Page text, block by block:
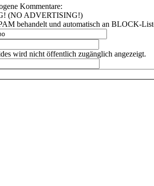
Kommentare:
(NO ADVERTISING!)
behandelt und automatisch an BLOCK-
wird nicht öffentlich zugänglich angezeigt.